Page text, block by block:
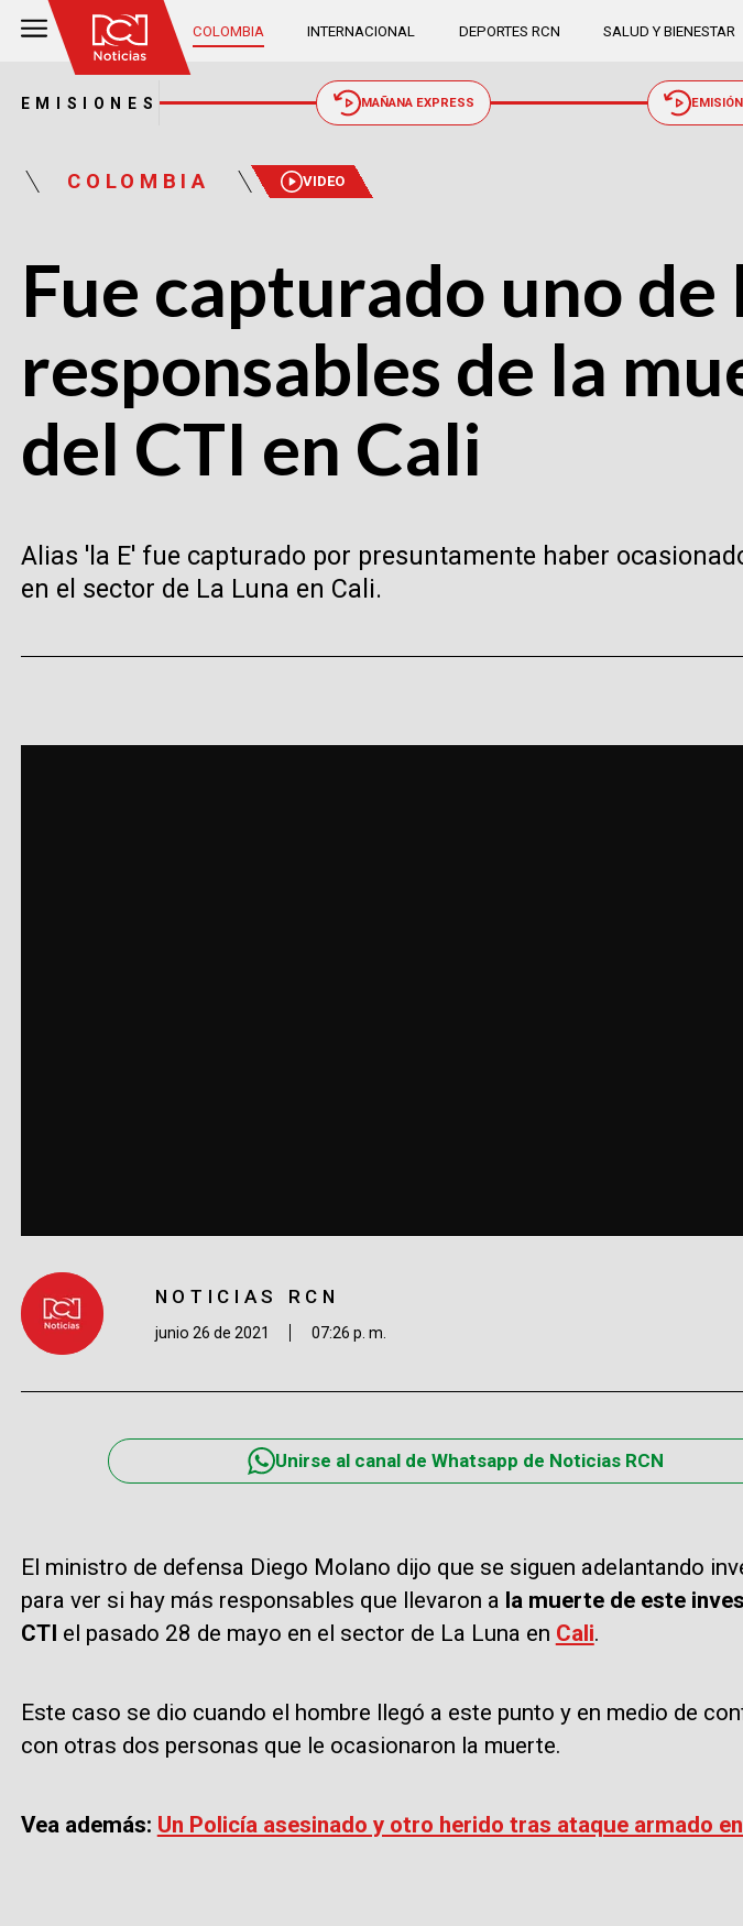
COLOMBIA INTERNACIONAL DEPORTES RCN SALUD Y BIENESTAR
EMISIONES MAÑANA EXPRESS
COLOMBIA VIDEO
Fue capturado uno
responsables de la
del CTI en Cali
Alias 'la E' fue capturado por presuntamente haber
en el sector de La Luna en Cali.
NOTICIAS RCN
junio 26 de 2021 07:26 p. m.
Unirse al canal de Whatsapp de Noticias RCN
El ministro de defensa Diego Molano dijo que se siguen adelantando
para ver si hay más responsables que llevaron a la muerte de este
CTI el pasado 28 de mayo en el sector de La Luna en Cali.
Este caso se dio cuando el hombre llegó a este punto y en medio de
con otras dos personas que le ocasionaron la muerte.
Vea además: Un Policía asesinado y otro herido tras ataque armado